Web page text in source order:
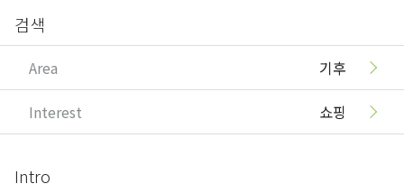
검색
Area 기후
Interest 쇼핑
Intro